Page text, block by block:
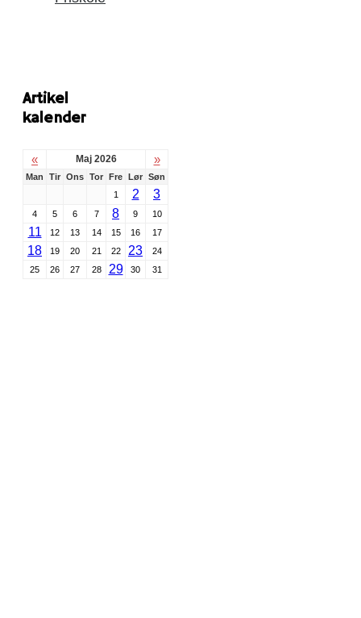
Artikel
kalender
« Maj 2026 »
Man Tir Ons Tor Fre Lør Søn
1
2 3
4 5 6 7 8 9 10
11 12 13 14 15 16 17
18 19 20 21 22 23
24
25
26 27 28 29 30 31